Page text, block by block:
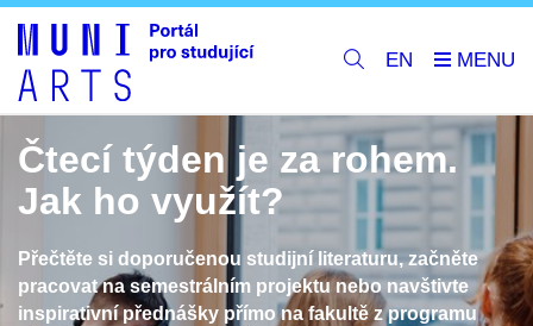
EN
Čtecí týden je za rohem.
Jak ho využít?
Přečtěte si doporučenou studijní literaturu, začněte
pracovat na semestrálním projektu nebo navštivte
inspirativní přednášky přímo na fakultě z programu